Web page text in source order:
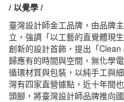
/ 以覺學 /
臺灣設計師金工品牌，由品牌
立，強調「以工藝的直覺體現
創新的設計首飾，提出「
歸應有的時間與空間，無化學
循環材質與包裝，以純手工與
灣有四家直營據點，近十年間
頭腳，將臺灣設計師品牌推向